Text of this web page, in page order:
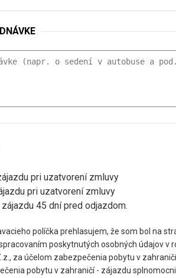
pri uzatvorení zmluvy
pri uzatvorení zmluvy
45 dní pred odjazdom.
políčka prehlasujem, že som bol na
poskytnutých osobných údajov
za účelom zabezpečenia pobytu v
pobytu v zahraničí - zájazdu